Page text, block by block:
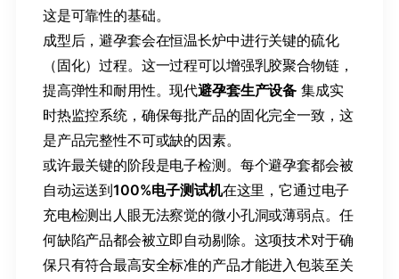
这是可靠性的基础。
成型后，避孕套会在恒温长炉中进行关键的硫化
（固化）过程。这一过程可以增强乳胶聚合物链，
提高弹性和耐用性。现代​避孕套生产设备​ ​ 集成实
时热监控系统，确保每批产品的固化完全一致，这
是产品完整性不可或缺的因素。
或许最关键的阶段是电子检测。每个避孕套都会被
自动运送到100%电子测试机在这里，它通过电子
充电检测出人眼无法察觉的微小孔洞或薄弱点。任
何缺陷产品都会被立即自动剔除。这项技术对于确
保只有符合最高安全标准的产品才能进入包装至关